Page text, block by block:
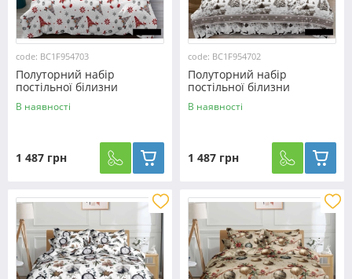
code: BC1F954703
Полуторний набір
постільної білизни
150*220 з Фланелі
№954703 Черешенька™
В наявності
1 487 грн
code: BC1F954702
Полуторний набір
постільної білизни
150*220 з Фланелі
№954702 Черешенька™
В наявності
1 487 грн